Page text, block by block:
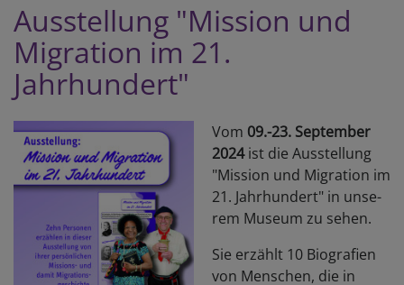
Ausstellung "Mission und
Migration im 21.
Jahrhundert"
Vom 09.-23. Sep­tem­ber
2024ist die Aus­stel­lung
"Mission und Mig­ra­tion im
21. Jahr­hun­dert" in un­se­
rem Mu­seum zu sehen.
Sie er­zählt 10 Bio­gra­fien
von Men­schen, die in